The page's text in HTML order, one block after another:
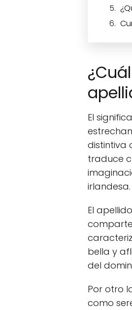
El
distintiva
traduce
irlandesa.
El
bella y
del
Por otro
como